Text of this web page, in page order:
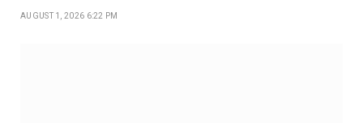
AUGUST 1, 2026 6:22 PM